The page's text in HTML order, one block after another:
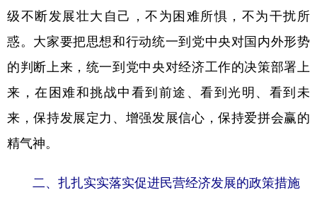
级不断发展壮大自己，不为困难所惧，不为干扰所
惑。大家要把思想和行动统一到党中央对国内外形势
的判断上来，统一到党中央对经济工作的决策部署上
来，在困难和挑战中看到前途、看到光明、看到未
来，保持发展定力、增强发展信心，保持爱拼会赢的
精气神。
二、扎扎实实落实促进民营经济发展的政策措施